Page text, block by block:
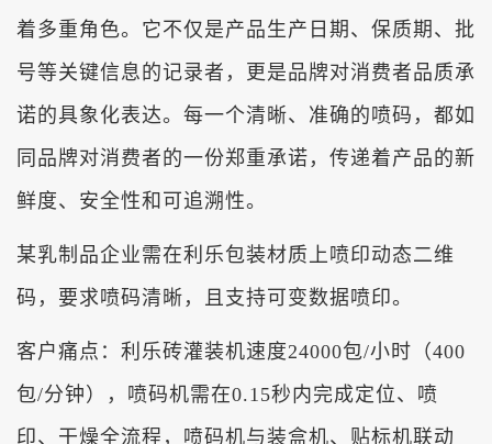
着多重角色。它不仅是产品生产日期、保质期、批
号等关键信息的记录者，更是品牌对消费者品质承
诺的具象化表达。每一个清晰、准确的喷码，都如
同品牌对消费者的一份郑重承诺，传递着产品的新
鲜度、安全性和可追溯性。
某乳制品企业需在利乐包装材质上喷印动态二维
码，要求喷码清晰，且支持可变数据喷印。
客户痛点：利乐砖灌装机速度24000包/小时（400
包/分钟），喷码机需在0.15秒内完成定位、喷
印、干燥全流程，喷码机与装盒机、贴标机联动